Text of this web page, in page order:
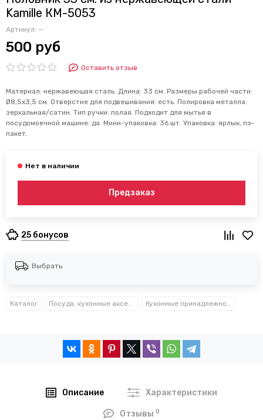
Kamille КМ-5053
Артикул: —
500 руб
Оставить отзыв
Материал: нержавеющая сталь. Длина: 33 см. Размеры рабочей части:
Ø8,5х3,5 см. Отверстие для подвешивания: есть. Полировка металла:
зеркальная/сатин. Тип ручки: полая. Подходит для мытья в
посудомоечной машине: да. Мини-упаковка: 36 шт. Упаковка: ярлык, пэ-
пакет.
Предзаказ
25 бонусов
Выбрать
Каталог Посуда, кухонные аксессуары и принадлежности TM Kamille TM Ofenbach Кухонные принадлежности из нержавеющей стали Kamille™
Описание Характеристики
Отзывы0